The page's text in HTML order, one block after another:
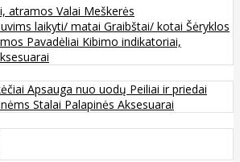
atramos Valai Meškerės
laikyti/ matai Graibštai/ kotai Šėryklos
Pavadėliai Kibimo indikatoriai,
Apsauga nuo uodų Peiliai ir priedai
Stalai Palapinės Aksesuarai